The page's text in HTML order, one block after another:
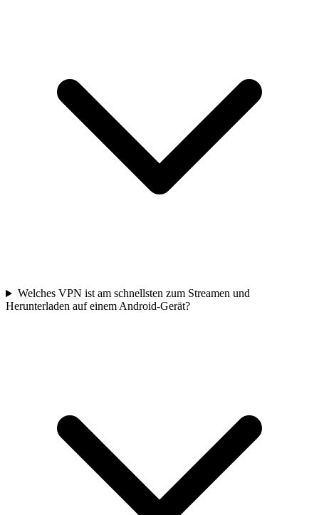
Welches VPN ist am schnellsten zum Streamen und
Herunterladen auf einem Android-Gerät?